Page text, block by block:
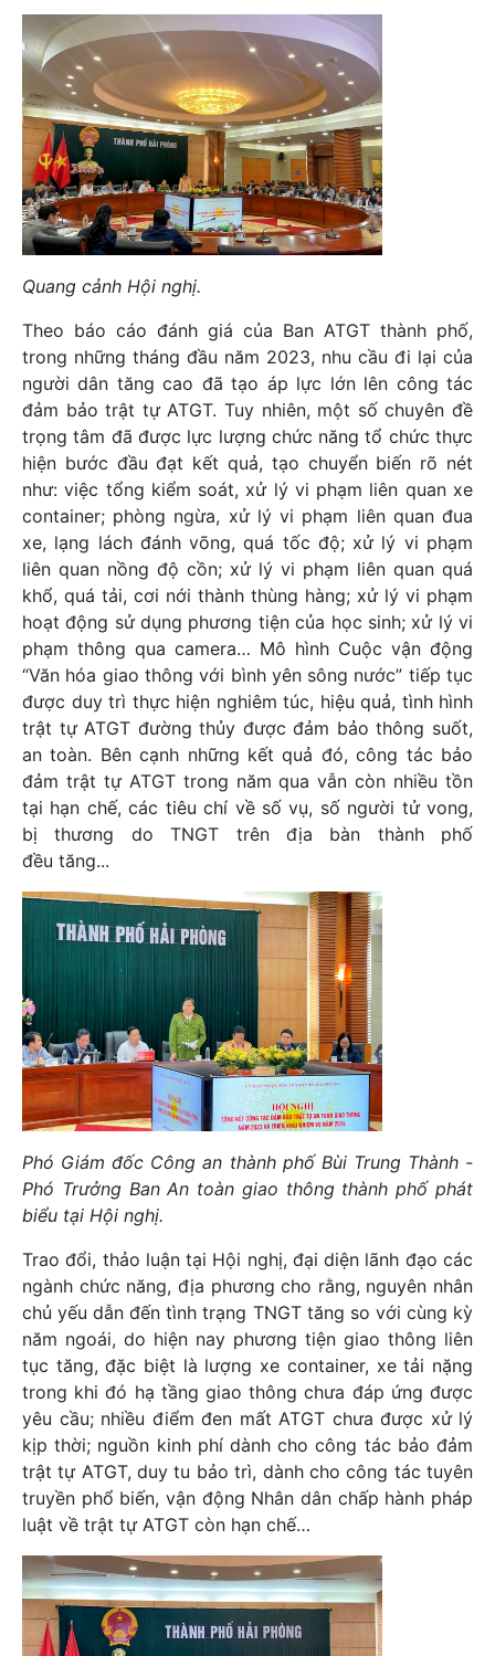
Quang cảnh Hội nghị.
Theo báo cáo đánh giá của Ban ATGT thành phố,
trong những tháng đầu năm 2023, nhu cầu đi lại của
người dân tăng cao đã tạo áp lực lớn lên công tác
đảm bảo trật tự ATGT. Tuy nhiên, một số chuyên đề
trọng tâm đã được lực lượng chức năng tổ chức thực
hiện bước đầu đạt kết quả, tạo chuyển biến rõ nét
như: việc tổng kiểm soát, xử lý vi phạm liên quan xe
container; phòng ngừa, xử lý vi phạm liên quan đua
xe, lạng lách đánh võng, quá tốc độ; xử lý vi phạm
liên quan nồng độ cồn; xử lý vi phạm liên quan quá
khổ, quá tải, cơi nới thành thùng hàng; xử lý vi phạm
hoạt động sử dụng phương tiện của học sinh; xử lý vi
phạm thông qua camera… Mô hình Cuộc vận động
“Văn hóa giao thông với bình yên sông nước” tiếp tục
được duy trì thực hiện nghiêm túc, hiệu quả, tình hình
trật tự ATGT đường thủy được đảm bảo thông suốt,
an toàn. Bên cạnh những kết quả đó, công tác bảo
đảm trật tự ATGT trong năm qua vẫn còn nhiều tồn
tại hạn chế, các tiêu chí về số vụ, số người tử vong,
bị thương do TNGT trên địa bàn thành phố
đều tăng...
Phó Giám đốc Công an thành phố Bùi Trung Thành -
Phó Trưởng Ban An toàn giao thông thành phố phát
biểu tại Hội nghị.
Trao đổi, thảo luận tại Hội nghị, đại diện lãnh đạo các
ngành chức năng, địa phương cho rằng, nguyên nhân
chủ yếu dẫn đến tình trạng TNGT tăng so với cùng kỳ
năm ngoái, do hiện nay phương tiện giao thông liên
tục tăng, đặc biệt là lượng xe container, xe tải nặng
trong khi đó hạ tầng giao thông chưa đáp ứng được
yêu cầu; nhiều điểm đen mất ATGT chưa được xử lý
kịp thời; nguồn kinh phí dành cho công tác bảo đảm
trật tự ATGT, duy tu bảo trì, dành cho công tác tuyên
truyền phổ biến, vận động Nhân dân chấp hành pháp
luật về trật tự ATGT còn hạn chế…